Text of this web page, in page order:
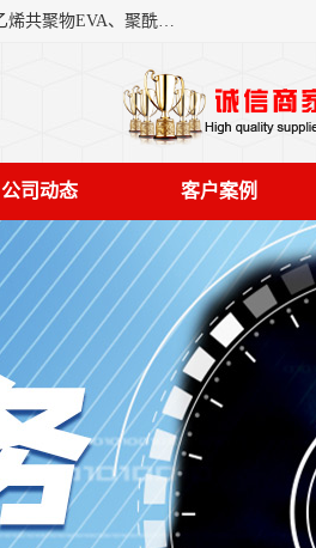
东莞市恒屹国际贸易有限公司（简称：恒屹国际）是一家石化原料综合营销服务商，主营产品乙烯-醋酸乙烯共聚物EVA、聚酰胺PA（尼龙）、醚酯型热塑弹性体TPEE等，公司秉承以市场为导向的战略思想，致力于大宗石化原料在中国市场的营销服务业务，为客户提供一站式的全面服务。
公司动态 客户案例